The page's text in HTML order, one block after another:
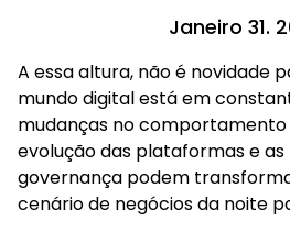
Janeiro 31.
A essa altura, não é novidade
mundo digital está em
mudanças no comportamento
evolução das plataformas e
governança podem
cenário de negócios da noite